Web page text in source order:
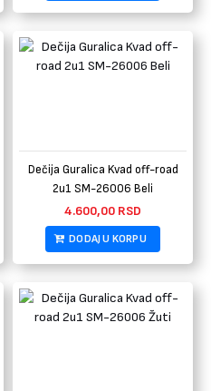
Dečija Guralica Kvad off-road
2u1 SM-26006 Beli
4.600,00 RSD
DODAJ U KORPU